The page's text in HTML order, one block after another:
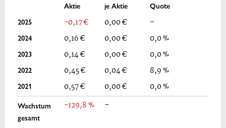
Aktie
je Aktie
Quote
2025
-0,17 € 0,00 € –
2024 0,16 € 0,00 € 0,0 %
2023 0,14 € 0,00 € 0,0 %
2022 0,45 € 0,04 € 8,9 %
2021 0,57 € 0,00 € 0,0 %
Wachstum
gesamt
-129,8 % –